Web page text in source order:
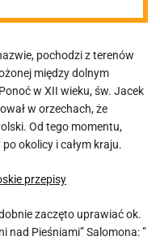
pochodzi z terenów
między dolnym
w XII wieku, św. Jacek
w orzechach, że
Od tego momentu,
okolicy i całym kraju.
zaczęto uprawiać ok.
nad Pieśniami” Salomona:”